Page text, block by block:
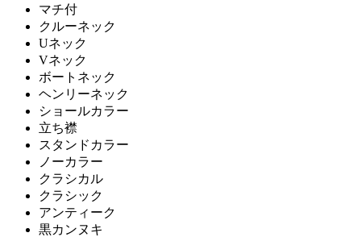
マチ付
クルーネック
Uネック
Vネック
ボートネック
ヘンリーネック
ショールカラー
立ち襟
スタンドカラー
ノーカラー
クラシカル
クラシック
アンティーク
黒カンヌキ